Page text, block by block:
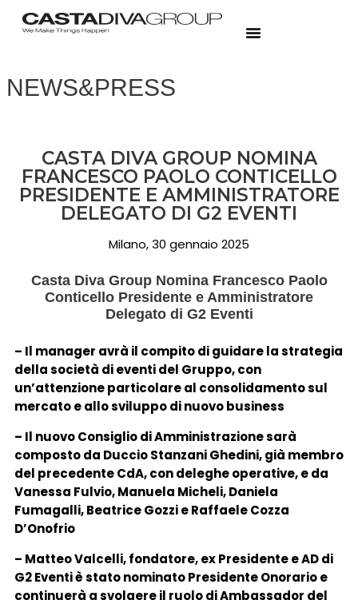
NEWS&PRESS
CASTA DIVA GROUP NOMINA
FRANCESCO PAOLO CONTICELLO
PRESIDENTE E AMMINISTRATORE
DELEGATO DI G2 EVENTI
Milano, 30 gennaio 2025
Casta Diva Group Nomina Francesco Paolo
Conticello Presidente e Amministratore
Delegato di G2 Eventi
– Il manager avrà il compito di guidare la strategia
della società di eventi del Gruppo, con
un’attenzione particolare al consolidamento sul
mercato e allo sviluppo di nuovo business
– Il nuovo Consiglio di Amministrazione sarà
composto da Duccio Stanzani Ghedini, già membro
del precedente CdA, con deleghe operative, e da
Vanessa Fulvio, Manuela Micheli, Daniela
Fumagalli, Beatrice Gozzi e Raffaele Cozza
D’Onofrio
– Matteo Valcelli, fondatore, ex Presidente e AD di
G2 Eventi è stato nominato Presidente Onorario e
continuerà a svolgere il ruolo di Ambassador del